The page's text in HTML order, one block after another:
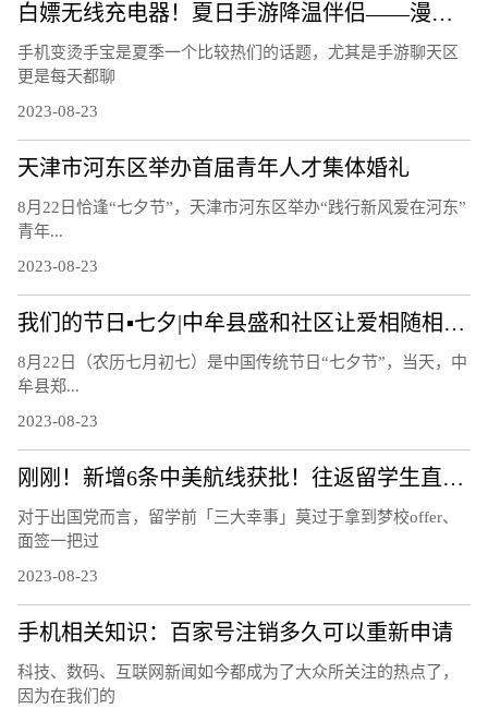
白嫖无线充电器！夏日手游降温伴侣——漫步者C4 Pro磁吸散热器
手机变烫手宝是夏季一个比较热们的话题，尤其是手游聊天区
更是每天都聊
2023-08-23
天津市河东区举办首届青年人才集体婚礼
8月22日恰逢“七夕节”，天津市河东区举办“践行新风爱在河东”
青年...
2023-08-23
我们的节日▪七夕|中牟县盛和社区让爱相随相约白首
8月22日（农历七月初七）是中国传统节日“七夕节”，当天，中
牟县郑...
2023-08-23
刚刚！新增6条中美航线获批！往返留学生直接省出一部iPhone……
对于出国党而言，留学前「三大幸事」莫过于拿到梦校offer、
面签一把过
2023-08-23
手机相关知识：百家号注销多久可以重新申请
科技、数码、互联网新闻如今都成为了大众所关注的热点了，
因为在我们的